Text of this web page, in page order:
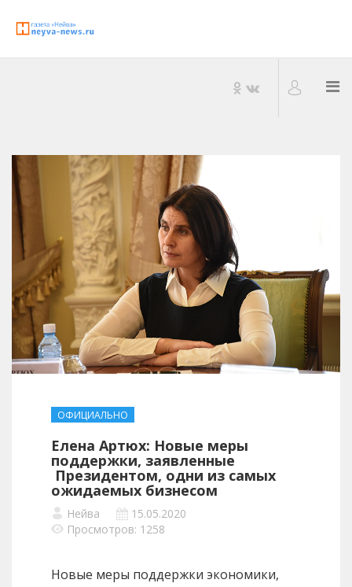
ОФИЦИАЛЬНО
Елена Артюх: Новые меры
поддержки, заявленные
Президентом, одни из самых
ожидаемых бизнесом
Нейва
15.05.2020
Просмотров: 1258
Новые меры поддержки экономики,